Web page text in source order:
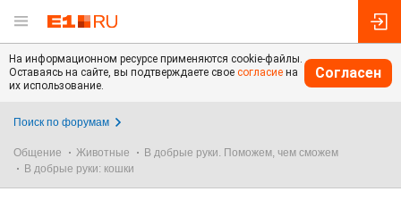
На информационном ресурсе применяются cookie-файлы.
Оставаясь на сайте, вы подтверждаете свое согласие на
их использование.
Согласен
Поиск по форумам
Общение Животные
В добрые руки. Поможем, чем сможем
В добрые руки: кошки